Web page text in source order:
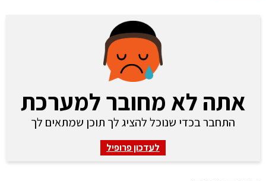
אתה לא מחובר למערכת
התחבר בכדי שנוכל להציג לך תוכן שמתאים לך
לעדכון פרופיל